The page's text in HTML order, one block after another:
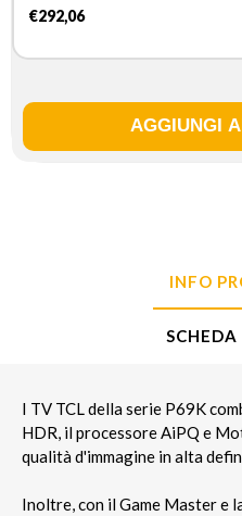
€292,06
INFO
I TV TCL della serie P69K
HDR, il processore AiPQ e
qualità d'immagine in alta
Inoltre, con il Game Master e